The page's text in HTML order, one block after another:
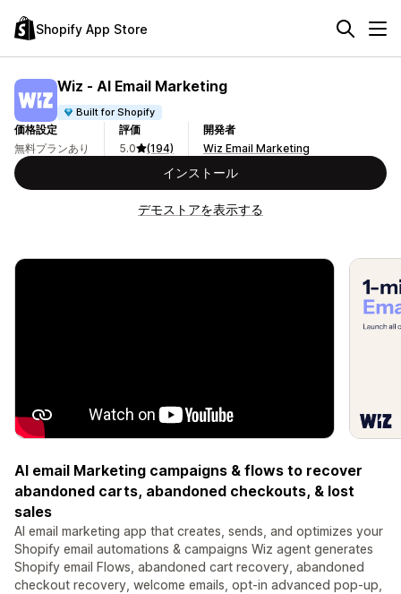
Shopify App Store
Wiz ‑ AI Email Marketing
Built for Shopify
価格設定
無料プランあり
評価
5.0
(194)
開発者
Wiz Email Marketing
インストール
デモストアを表示する
AI email Marketing campaigns & flows to recover
abandoned carts, abandoned checkouts, & lost
sales
AI email marketing app that creates, sends, and optimizes your
Shopify email automations & campaigns Wiz agent generates
Shopify email Flows, abandoned cart recovery, abandoned
checkout recovery, welcome emails, opt-in advanced pop-up,